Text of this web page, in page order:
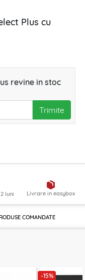
Plus cu
revine in stoc
Trimite
luni Livrare in easybox
COMANDATE
-15%